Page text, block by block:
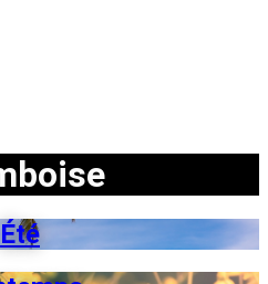
Été